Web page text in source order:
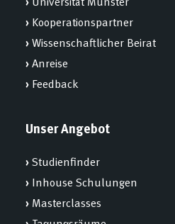
› Kooperationspartner
›Wissenschaftlicher Beirat
›Anreise
› Feedback
Unser Angebot
›Studienfinder
› Inhouse Schulungen
› Masterclasses